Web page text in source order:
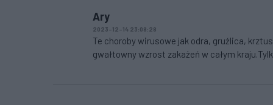
Ary
2023-12-14 23:08:28
Te choroby wirusowe jak odra, gruźlica,
gwałtowny wzrost zakażeń w całym